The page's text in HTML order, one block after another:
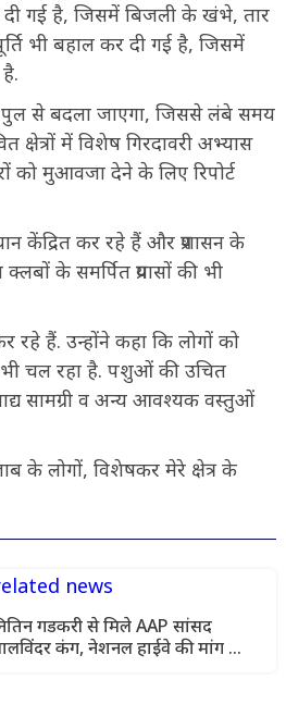
दी गई है, जिसमें बिजली के खंभे, तार
भी बहाल कर दी गई है, जिसमें
से बदला जाएगा, जिससे लंबे समय
क्षेत्रों में विशेष गिरदावरी अभ्यास
को मुआवजा देने के लिए रिपोर्ट
केंद्रित कर रहे हैं और प्रशासन के
के समर्पित प्रयासों की भी
रहे हैं. उन्होंने कहा कि लोगों को
भी चल रहा है. पशुओं की उचित
सामग्री व अन्य आवश्यक वस्तुओं
के लोगों, विशेषकर मेरे क्षेत्र के
समर्थन किया.
गडकरी से मिले AAP सांसद
कंग, नेशनल हाईवे की मांग फिर